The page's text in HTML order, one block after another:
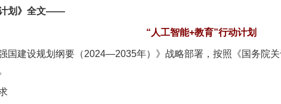
划》全文——
“人工智能+教育”行动计划
建设规划纲要（2024—2035年）》战略部署，按照《国务院关